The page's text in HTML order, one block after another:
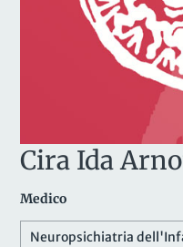
Cira Ida
Medico
Neuropsichiatria